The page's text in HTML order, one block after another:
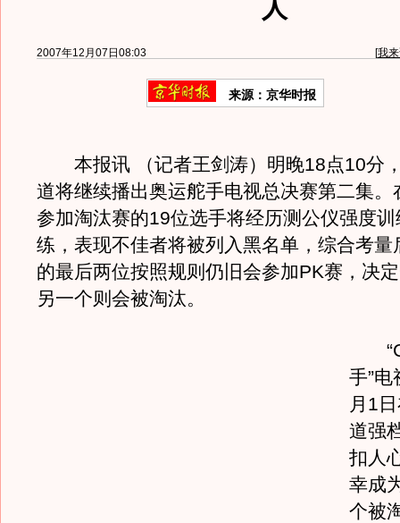
人
2007年12月07日08:03 [我
来源：京华时报
本报讯 （记者王剑涛）明晚18点10分
道将继续播出奥运舵手电视总决赛第二集。
参加淘汰赛的19位选手将经历测公仪强度
练，表现不佳者将被列入黑名单，综合考量
的最后两位按照规则仍旧会参加PK赛，决
另一个则会被淘汰。
手”
月1
道强
扣人
幸成
个被